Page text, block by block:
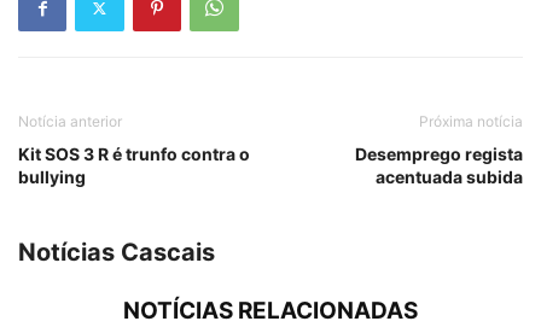
Notícia anterior
Kit SOS 3 R é trunfo contra o
bullying
Próxima notícia
Desemprego regista
acentuada subida
Notícias Cascais
NOTÍCIAS RELACIONADAS